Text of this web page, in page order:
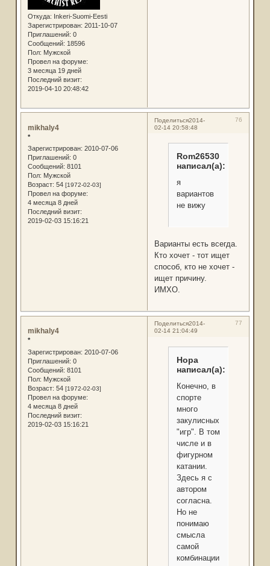
Откуда: Inkeri-Suomi-Eesti
Зарегистрирован: 2011-10-07
Приглашений: 0
Сообщений: 18596
Пол: Мужской
Провел на форуме:
3 месяца 19 дней
Последний визит:
2019-04-10 20:48:42
Поделиться 76
2014-
02-14 20:58:48
mikhaly4
*
Зарегистрирован: 2010-07-06
Приглашений: 0
Сообщений: 8101
Пол: Мужской
Возраст: 54 [1972-02-03]
Провел на форуме:
4 месяца 8 дней
Последний визит:
2019-02-03 15:16:21
Rom26530
написал(а):
я
вариантов
не вижу
Варианты есть всегда.
Кто хочет - тот ищет
способ, кто не хочет -
ищет причину.
ИМХО.
Поделиться 77
2014-
02-14 21:04:49
mikhaly4
*
Зарегистрирован: 2010-07-06
Приглашений: 0
Сообщений: 8101
Пол: Мужской
Возраст: 54 [1972-02-03]
Провел на форуме:
4 месяца 8 дней
Последний визит:
2019-02-03 15:16:21
Нора
написал(а):
Конечно, в
спорте
много
закулисных
"игр". В том
числе и в
фигурном
катании.
Здесь я с
автором
согласна.
Но не
понимаю
смысла
самой
комбинации: